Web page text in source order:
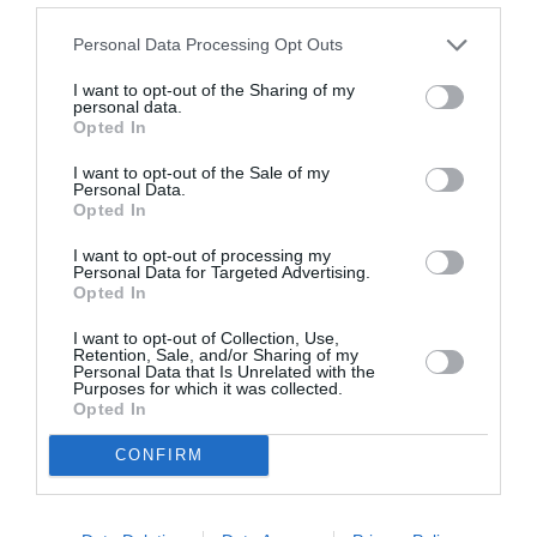
Personal Data Processing Opt Outs
I want to opt-out of the Sharing of my
personal data.
Opted In
I want to opt-out of the Sale of my
Personal Data.
Opted In
I want to opt-out of processing my
Personal Data for Targeted Advertising.
Opted In
I want to opt-out of Collection, Use,
Retention, Sale, and/or Sharing of my
Personal Data that Is Unrelated with the
Purposes for which it was collected.
Opted In
CONFIRM
Η βραβευμένη με Όσκαρ ηθοποιός έλαμπε μέσα
στο λευκό της σύνολο, ενώ μοιράστηκε μια
τρυφερή στιγμή με τον 72χρονο πρώην James
Bond, καθώς οι δυο τους στάθηκαν μαζί με τον
συμπρωταγωνιστή τους, Ben Kingsley, στο
κόκκινο χαλί.
Οι δύο ηθοποιοί δεν μπορούσαν να
συγκρατήσουν τα γέλια τους, απολαμβάνοντας
ένα εσωτερικό αστείο, την ώρα που προωθούσαν